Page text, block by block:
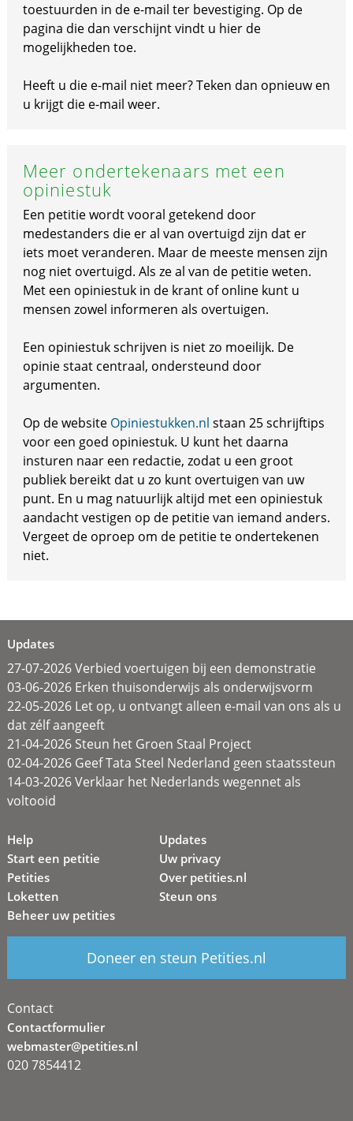
toestuurden in de e-mail ter bevestiging. Op de
pagina die dan verschijnt vindt u hier de
mogelijkheden toe.
Heeft u die e-mail niet meer? Teken dan opnieuw en
u krijgt die e-mail weer.
Meer ondertekenaars met een
opiniestuk
Een petitie wordt vooral getekend door
medestanders die er al van overtuigd zijn dat er
iets moet veranderen. Maar de meeste mensen zijn
nog niet overtuigd. Als ze al van de petitie weten.
Met een opiniestuk in de krant of online kunt u
mensen zowel informeren als overtuigen.
Een opiniestuk schrijven is niet zo moeilijk. De
opinie staat centraal, ondersteund door
argumenten.
Op de website Opiniestukken.nl staan 25 schrijftips
voor een goed opiniestuk. U kunt het daarna
insturen naar een redactie, zodat u een groot
publiek bereikt dat u zo kunt overtuigen van uw
punt. En u mag natuurlijk altijd met een opiniestuk
aandacht vestigen op de petitie van iemand anders.
Vergeet de oproep om de petitie te ondertekenen
niet.
Updates
27-07-2026 Verbied voertuigen bij een demonstratie
03-06-2026 Erken thuisonderwijs als onderwijsvorm
22-05-2026 Let op, u ontvangt alleen e-mail van ons als u
dat zélf aangeeft
21-04-2026 Steun het Groen Staal Project
02-04-2026 Geef Tata Steel Nederland geen staatssteun
14-03-2026 Verklaar het Nederlands wegennet als
voltooid
Help
Start een petitie
Petities
Loketten
Beheer uw petities
Updates
Uw privacy
Over petities.nl
Steun ons
Doneer en steun Petities.nl
Contact
Contactformulier
webmaster@petities.nl
020 7854412